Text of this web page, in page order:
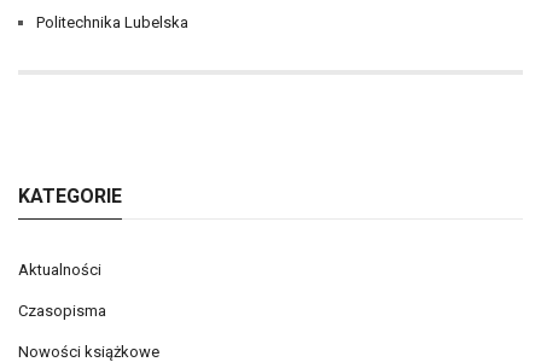
Politechnika Lubelska
KATEGORIE
Aktualności
Czasopisma
Nowości książkowe